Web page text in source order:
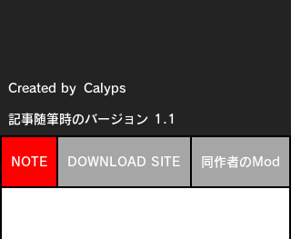
Created by Calyps
記事随筆時のバージョン 1.1
NOTE DOWNLOAD SITE 同作者のMod